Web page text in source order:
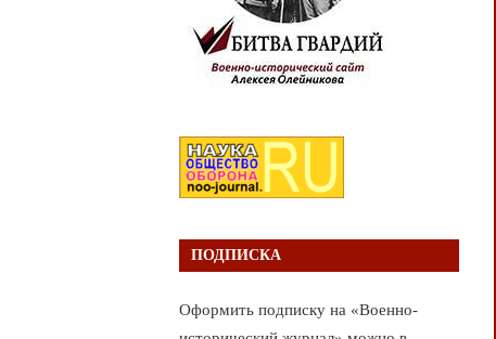
ПОДПИСКА
Оформить подписку на «Военно-